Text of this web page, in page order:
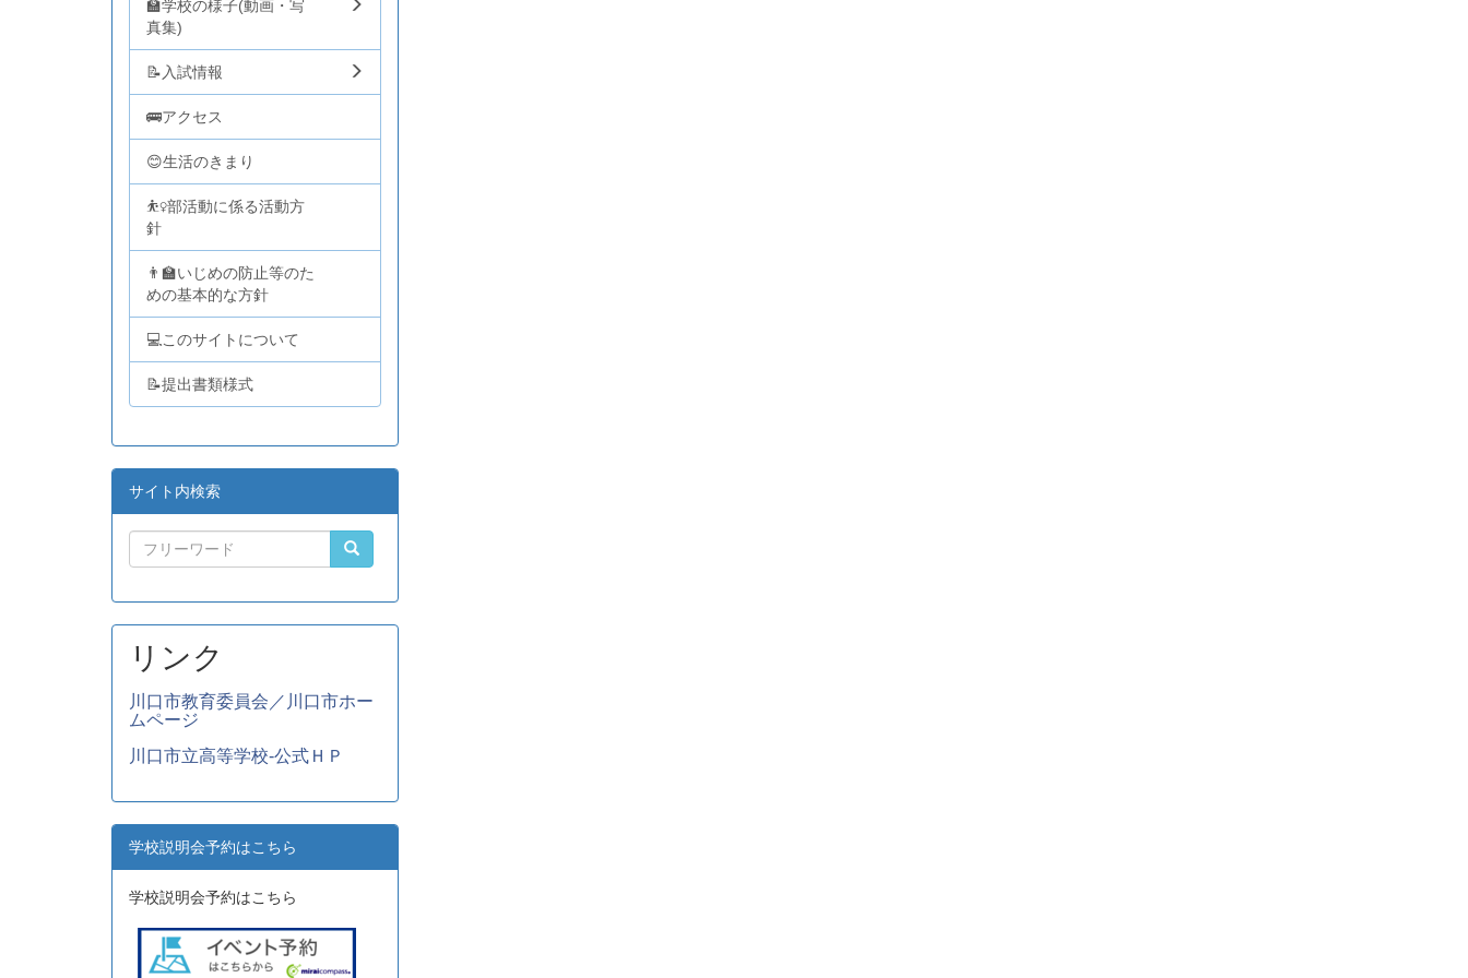
🏫学校の様子(動画・写
真集)
📝入試情報
🚌アクセス
😊生活のきまり
⛹️‍♀️部活動に係る活動方
針
👨‍🏫いじめの防止等のた
めの基本的な方針
💻このサイトについて
📝提出書類様式
サイト内検索
リンク
川口市教育委員会／川口市ホー
ムページ
川口市立高等学校-公式ＨＰ
学校説明会予約はこちら
学校説明会予約はこちら